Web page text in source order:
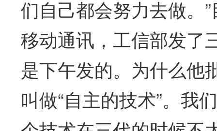
们自己都会努力去做。
移动通讯，工信部发了
是下午发的。为什么他
叫做“自主的技术”。我